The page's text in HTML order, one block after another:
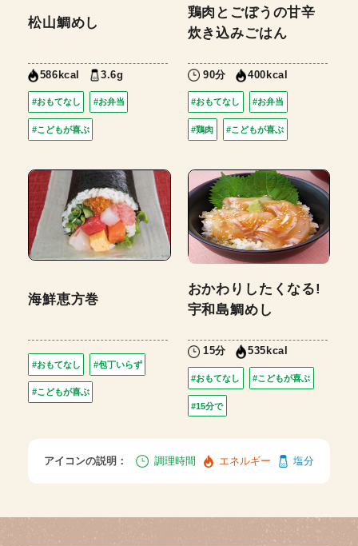
松山鯛めし
586kcal 3.6g
#おもてなし #お弁当
#こどもが喜ぶ
鶏肉とごぼうの甘辛
炊き込みごはん
90分 400kcal
#おもてなし #お弁当
#鶏肉 #こどもが喜ぶ
海鮮恵方巻
#おもてなし #包丁いらず
#こどもが喜ぶ
おかわりしたくなる!
宇和島鯛めし
15分 535kcal
#おもてなし #こどもが喜ぶ
#15分で
アイコンの説明： 調理時間 エネルギー 塩分